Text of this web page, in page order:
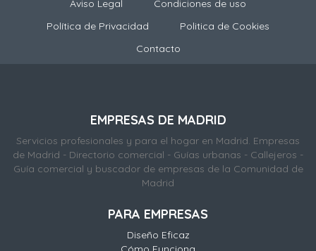
Aviso Legal
Condiciones de uso
Política de Privacidad
Politica de Cookies
Contacto
EMPRESAS DE MADRID
Servicios profesionales y para el hogar en Madrid. Empresas
de Madrid - Directorio comercial - Guías urbanas - Callejeros -
Guía comercial y buscador de empresas de la Comunidad de
Madrid
PARA EMPRESAS
Diseño Eficaz